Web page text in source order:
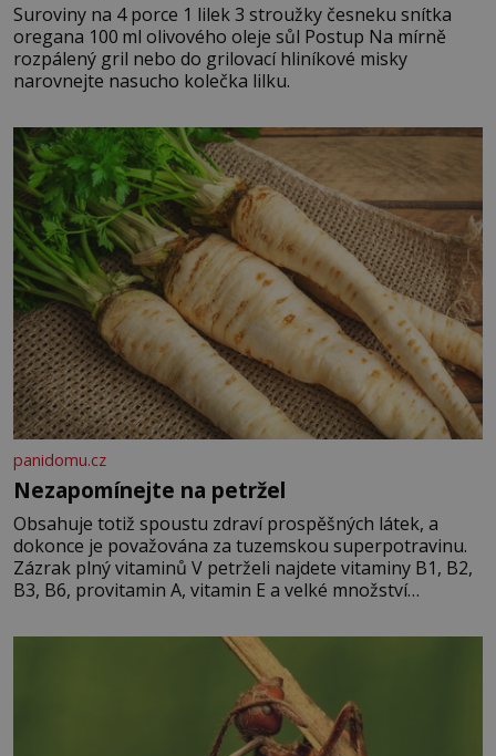
Suroviny na 4 porce 1 lilek 3 stroužky česneku snítka
oregana 100 ml olivového oleje sůl Postup Na mírně
rozpálený gril nebo do grilovací hliníkové misky
narovnejte nasucho kolečka lilku.
panidomu.cz
Nezapomínejte na petržel
Obsahuje totiž spoustu zdraví prospěšných látek, a
dokonce je považována za tuzemskou superpotravinu.
Zázrak plný vitaminů V petrželi najdete vitaminy B1, B2,
B3, B6, provitamin A, vitamin E a velké množství
pomeranč, v kořeni je také, ale je ho desetkrát méně), a